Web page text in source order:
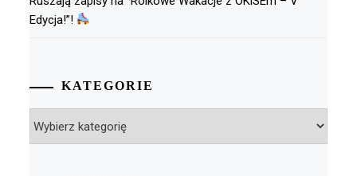
Edycja!”!
KATEGORIE